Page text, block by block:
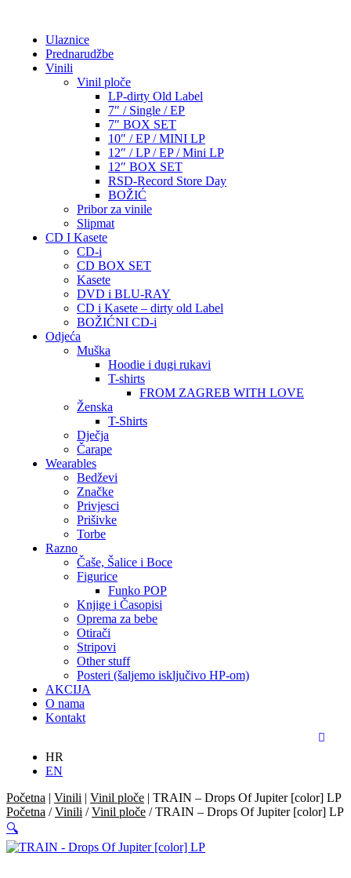
Ulaznice
Prednarudžbe
Vinili
Vinil ploče
LP-dirty Old Label
7″ / Single / EP
7″ BOX SET
10″ / EP / MINI LP
12″ / LP / EP / Mini LP
12″ BOX SET
RSD-Record Store Day
BOŽIĆ
Pribor za vinile
Slipmat
CD I Kasete
CD-i
CD BOX SET
Kasete
DVD i BLU-RAY
CD i Kasete – dirty old Label
BOŽIĆNI CD-i
Odjeća
Muška
Hoodie i dugi rukavi
T-shirts
FROM ZAGREB WITH LOVE
Ženska
T-Shirts
Dječja
Čarape
Wearables
Bedževi
Značke
Privjesci
Prišivke
Torbe
Razno
Čaše, Šalice i Boce
Figurice
Funko POP
Knjige i Časopisi
Oprema za bebe
Otirači
Stripovi
Other stuff
Posteri (šaljemo isključivo HP-om)
AKCIJA
O nama
Kontakt
HR
EN
Početna | Vinili | Vinil ploče | TRAIN – Drops Of Jupiter [color] LP
Početna /Vinili /Vinil ploče / TRAIN – Drops Of Jupiter [color] LP
🔍